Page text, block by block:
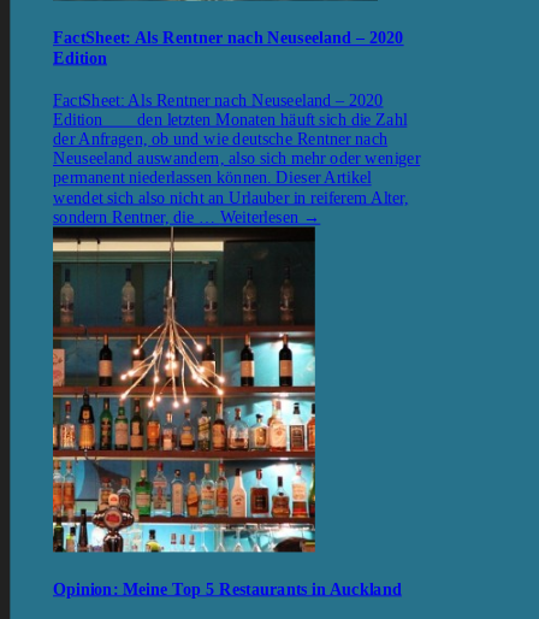
FactSheet: Als Rentner nach Neuseeland – 2020
Edition
FactSheet: Als Rentner nach Neuseeland – 2020
Edition den letzten Monaten häuft sich die Zahl
der Anfragen, ob und wie deutsche Rentner nach
Neuseeland auswandern, also sich mehr oder weniger
permanent niederlassen können. Dieser Artikel
wendet sich also nicht an Urlauber in reiferem Alter,
sondern Rentner, die … Weiterlesen →
Opinion: Meine Top 5 Restaurants in Auckland